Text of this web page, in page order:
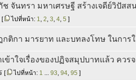
ช จันทรา มหาเศรษฐี สร้างเจดีย์วิปัส
[ ไปที่หน้า: 1, 2, 3, 4, 5 ]
กติกา มารยาท และบทลงโทษ ในการ
เข้าใจเรื่องของปฏิจสมุปบาทแล้ว ควร
[ ไปที่หน้า: 1 ... 93, 94, 95 ]